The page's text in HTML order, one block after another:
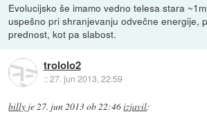
Evolucijsko še imamo vedno telesa stara
uspešno pri shranjevanju odvečne energije,
prednost, kot pa slabost.
trololo2
::27. jun 2013, 22:59
billy je27. jun 2013 ob 22:46izjavil: